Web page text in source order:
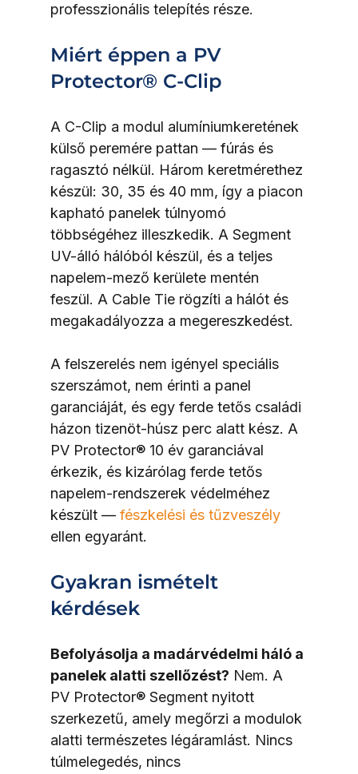
professzionális telepítés része.
Miért éppen a PV
Protector® C-Clip
A C-Clip a modul alumíniumkeretének
külső peremére pattan — fúrás és
ragasztó nélkül. Három keretmérethez
készül: 30, 35 és 40 mm, így a piacon
kapható panelek túlnyomó
többségéhez illeszkedik. A Segment
UV-álló hálóból készül, és a teljes
napelem-mező kerülete mentén
feszül. A Cable Tie rögzíti a hálót és
megakadályozza a megereszkedést.
A felszerelés nem igényel speciális
szerszámot, nem érinti a panel
garanciáját, és egy ferde tetős családi
házon tizenöt-húsz perc alatt kész. A
PV Protector® 10 év garanciával
érkezik, és kizárólag ferde tetős
napelem-rendszerek védelméhez
készült — fészkelési és tűzveszély
ellen egyaránt.
Gyakran ismételt
kérdések
Befolyásolja a madárvédelmi háló a
panelek alatti szellőzést? Nem. A
PV Protector® Segment nyitott
szerkezetű, amely megőrzi a modulok
alatti természetes légáramlást. Nincs
túlmelegedés, nincs